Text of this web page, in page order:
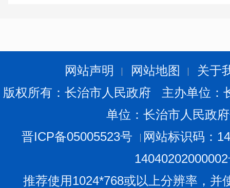
《铁路专项中央预算内投资管理办法》.pdf
网站声明 网站地图
关于
版权所有：长治市人民政府 主办单位
单位：长治市人民政
晋ICP备05005523号
网站标识码：
推荐使用1024*768或以上分辨率，并